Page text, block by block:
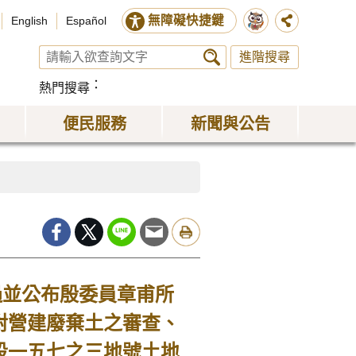
English Español 無障礙快捷鍵
進階搜尋
熱門搜尋
便民服務 新聞與公告
公布殷委員章甫所
建廢棄土之審查、
一五七之三地號土地